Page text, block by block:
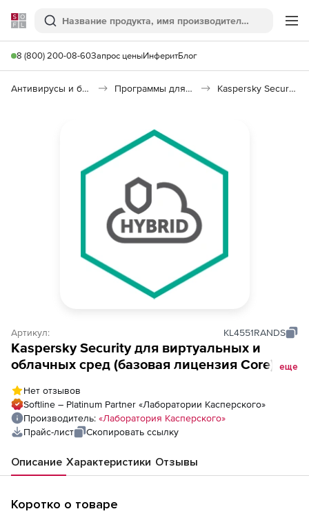
Softline
Поиск
8 (800) 200-08-60Запрос ценыИнферитБлог
Антивирусы и безопасность Программы для защиты информации Kaspersky Security для виртуальных и облачных сред
Артикул: KL4551RANDS
Kaspersky Security для виртуальных и
облачных сред (базовая лицензия Core),
физических процессоров
еще
Нет отзывов
Softline – Platinum Partner «Лаборатории Касперского»
Производитель: «Лаборатория Касперского»
Прайс-лист
Скопировать ссылку
Описание Характеристики Отзывы
Коротко о товаре